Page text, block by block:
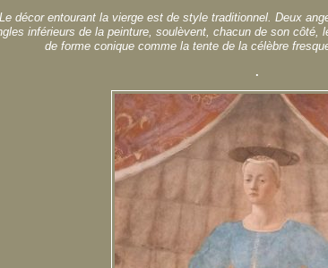
Le décor entourant la vierge est de style traditionnel. Deux
inférieurs de la peinture, soulèvent, chacun de son côté,
de forme conique comme la tente de la célèbre
.